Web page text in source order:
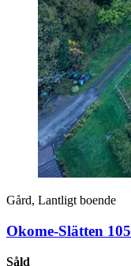
Gård, Lantligt boende
Okome-Slätten 105
Såld